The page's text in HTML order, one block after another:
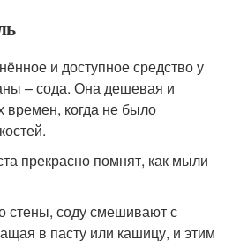
и доступное средство у
– сода. Она дешевая и
времен, когда не было
прекрасно помнят, как мыли
стены, соду смешивают с
в пасту или кашицу, и этим